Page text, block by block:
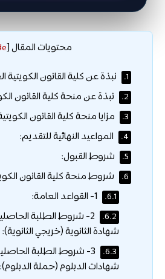
محتويات المقال [
1. نبذة عن كلية القانون الكويتية
2. نبذة عن منحة كلية القانون
3. مزايا منحة كلية القانون
4. المواعيد النهائية للتقديم:
5. شروط القبول:
6. شروط منحة كلية القانون
6.1.
6.2.
2- شروط الطلبة
شهادة الثانوية (خريجي الثانوية):
6.3.
3- شروط الطلبة
شهادات الدبلوم (حملة الدبلوم):